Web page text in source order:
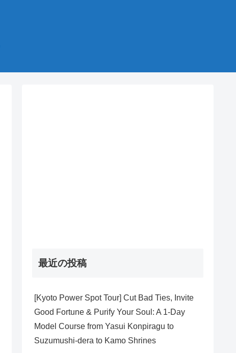
最近の投稿
[Kyoto Power Spot Tour] Cut Bad Ties, Invite
Good Fortune & Purify Your Soul: A 1-Day
Model Course from Yasui Konpiragu to
Suzumushi-dera to Kamo Shrines